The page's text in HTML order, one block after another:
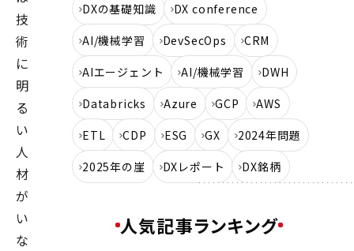
技
術
に
明
る
い
人
材
が
い
な
DXの基礎知識
DX conference
AI/機械学習
DevSecOps
CRM
AIエージェント
AI/機械学習
DWH
Databricks
Azure GCP
AWS
ETL
CDP ESG GX
2024年問題
2025年の崖
DXレポート DX銘柄
人気記事ランキング